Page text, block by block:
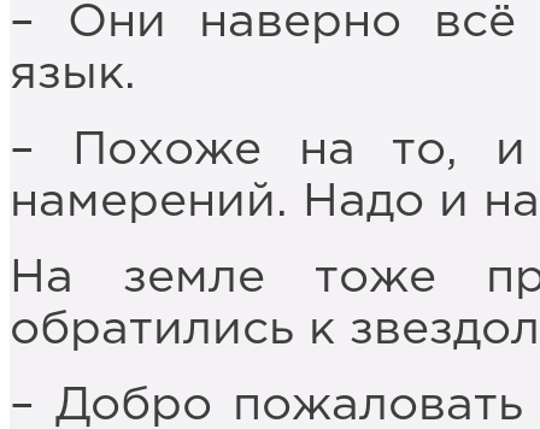
– Они наверно всё
язык.
– Похоже на то, и
намерений. Надо и
На земле тоже
обратились к
– Добро